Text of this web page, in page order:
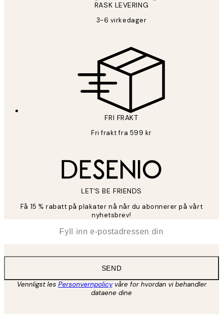
RASK LEVERING
3-6 virkedager
FRI FRAKT
Fri frakt fra 599 kr
LET’S BE FRIENDS
Få 15 % rabatt på plakater nå når du abonnerer på vårt
nyhetsbrev!
SEND
Vennligst les Personvernpolicyvåre for hvordan vi behandler
dataene dine